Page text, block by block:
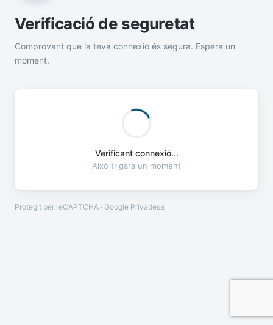
Verificació de seguretat
Comprovant que la teva connexió és segura. Espera un
moment.
Verificant connexió...
Això trigarà un moment
Protegit per reCAPTCHA · Google Privadesa